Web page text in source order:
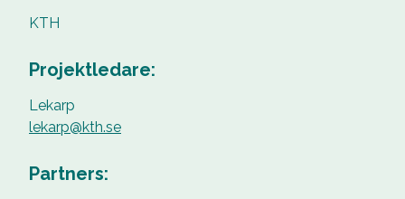
KTH
Projektledare:
Lekarp
lekarp@kth.se
Partners: